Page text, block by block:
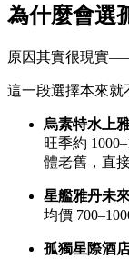
為什麼會選
原因其實很現實
這一段選擇本來就
烏素特水上
旺季約
體老舊，直接
星艦雅丹未
均價
孤獨星際酒